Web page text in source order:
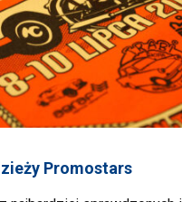
Promostars